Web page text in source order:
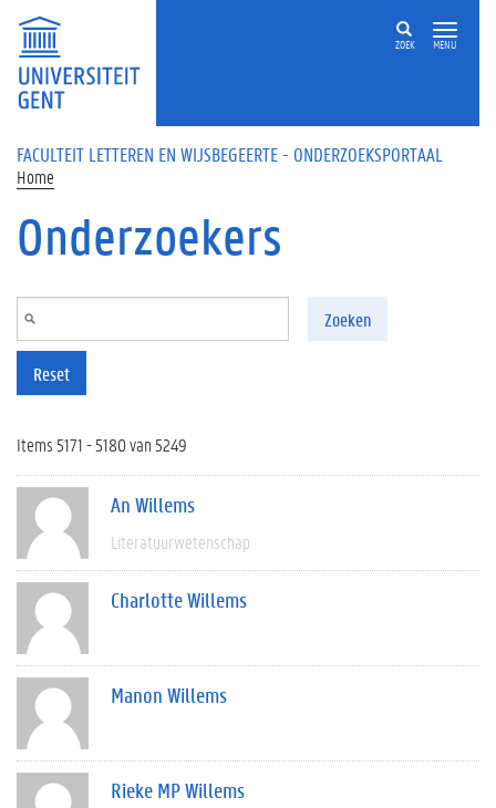
Overslaan en naar de inhoud gaan
ZOEK MENU
FACULTEIT LETTEREN EN WIJSBEGEERTE - ONDERZOEKSPORTAAL
Home
Onderzoekers
Zoeken
Reset
Items 5171 - 5180 van 5249
An Willems
Literatuurwetenschap
Charlotte Willems
Manon Willems
Rieke MP Willems